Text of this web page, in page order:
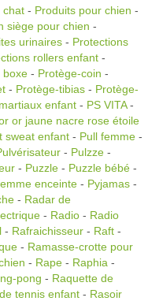
chat - Produits pour chien -
siège pour chien -
urinaires - Protections
rollers enfant -
boxe - Protège-coin -
- Protège-tibias - Protège-
enfant - PS VITA-
or jaune nacre rose étoile
sweat enfant - Pull femme -
- Pulzze -
- Puzzle - Puzzle bébé -
enceinte - Pyjamas -
- Radar de
- Radio - Radio
- Rafraichisseur - Raft -
- Ramasse-crotte pour
- Rape - Raphia -
pong - Raquette de
tennis enfant - Rasoir